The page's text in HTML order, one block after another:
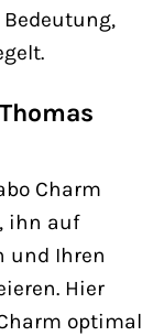
Charm
ihn auf
und Ihren
Hier
optimal